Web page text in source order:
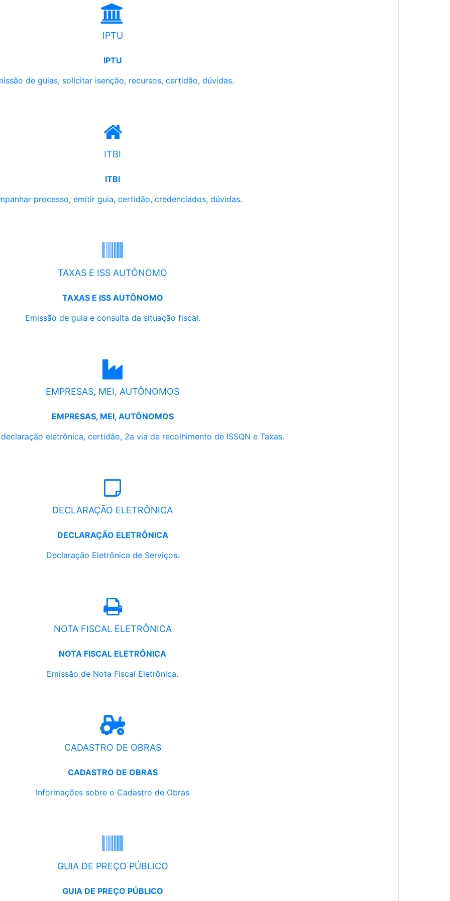
IPTU
IPTU
de guias, solicitar isenção, recursos, certidão, dúvidas.
ITBI
ITBI
processo, emitir guia, certidão, credenciados, dúvidas.
TAXAS E ISS AUTÔNOMO
TAXAS E ISS AUTÔNOMO
Emissão de guia e consulta da situação fiscal.
EMPRESAS, MEI, AUTÔNOMOS
EMPRESAS, MEI, AUTÔNOMOS
eletrônica, certidão, 2a via de recolhimento de ISSQN e Taxas.
DECLARAÇÃO ELETRÔNICA
DECLARAÇÃO ELETRÔNICA
Declaração Eletrônica de Serviços.
NOTA FISCAL ELETRÔNICA
NOTA FISCAL ELETRÔNICA
Emissão de Nota Fiscal Eletrônica.
CADASTRO DE OBRAS
CADASTRO DE OBRAS
Informações sobre o Cadastro de Obras
GUIA DE PREÇO PÚBLICO
GUIA DE PREÇO PÚBLICO